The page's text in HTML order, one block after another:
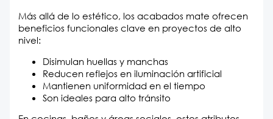
Más allá de lo estético, los acabados mate ofrecen
beneficios funcionales clave en proyectos de alto
nivel:
Disimulan huellas y manchas
Reducen reflejos en iluminación artificial
Mantienen uniformidad en el tiempo
Son ideales para alto tránsito